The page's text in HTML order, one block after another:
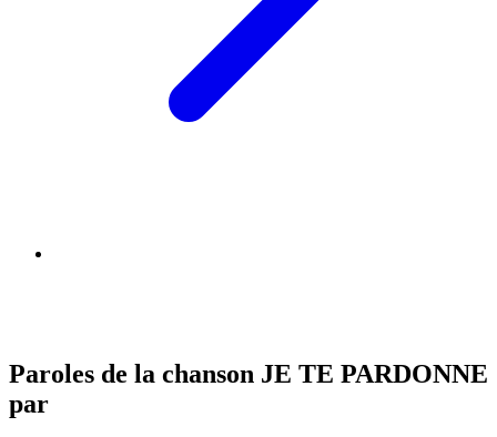
Paroles de la chanson JE TE PARDONNE
par